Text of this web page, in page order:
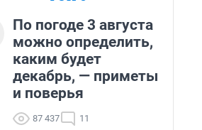
По погоде 3 августа
можно определить,
каким будет
декабрь, — приметы
и поверья
87 437 11